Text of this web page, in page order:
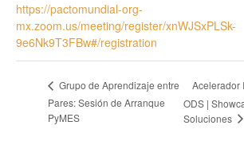
https://pactomundial-org-
mx.zoom.us/meeting/register/xnWJSxPLSk-
9e6Nk9T3FBw#/registration
Grupo de Aprendizaje entre
Pares: Sesión de Arranque
PyMES
Acelerador
ODS |
Soluciones